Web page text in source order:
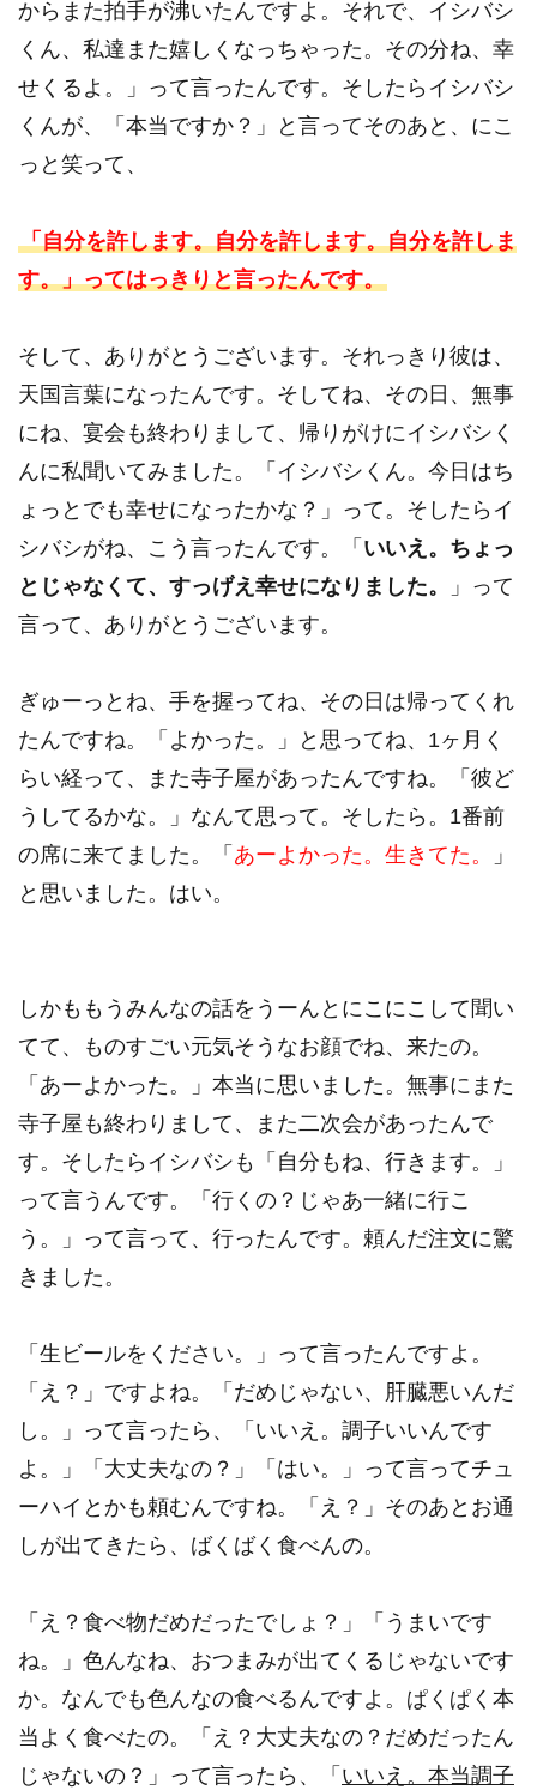
からまた拍手が沸いたんですよ。それで、イシバシ
くん、私達また嬉しくなっちゃった。その分ね、幸
せくるよ。」って言ったんです。そしたらイシバシ
くんが、「本当ですか？」と言ってそのあと、にこ
っと笑って、
「自分を許します。自分を許します。自分を許しま
す。」ってはっきりと言ったんです。
そして、ありがとうございます。それっきり彼は、
天国言葉になったんです。そしてね、その日、無事
にね、宴会も終わりまして、帰りがけにイシバシく
んに私聞いてみました。「イシバシくん。今日はち
ょっとでも幸せになったかな？」って。そしたらイ
シバシがね、こう言ったんです。「 いいえ。ちょっ
とじゃなくて、すっげえ幸せになりました。
」って
言って、ありがとうございます。
ぎゅーっとね、手を握ってね、その日は帰ってくれ
たんですね。「よかった。」と思ってね、1ヶ月く
らい経って、また寺子屋があったんですね。「彼ど
うしてるかな。」なんて思って。そしたら。1番前
の席に来てました。「 あーよかった。生きてた。
」
と思いました。はい。
しかももうみんなの話をうーんとにこにこして聞い
てて、ものすごい元気そうなお顔でね、来たの。
「あーよかった。」本当に思いました。無事にまた
寺子屋も終わりまして、また二次会があったんで
す。そしたらイシバシも「自分もね、行きます。」
って言うんです。「行くの？じゃあ一緒に行こ
う。」って言って、行ったんです。頼んだ注文に驚
きました。
「生ビールをください。」って言ったんですよ。
「え？」ですよね。「だめじゃない、肝臓悪いんだ
し。」って言ったら、「いいえ。調子いいんです
よ。」「大丈夫なの？」「はい。」って言ってチュ
ーハイとかも頼むんですね。「え？」そのあとお通
しが出てきたら、ばくばく食べんの。
「え？食べ物だめだったでしょ？」「うまいです
ね。」色んなね、おつまみが出てくるじゃないです
か。なんでも色んなの食べるんですよ。ぱくぱく本
当よく食べたの。「え？大丈夫なの？だめだったん
じゃないの？」って言ったら、「 いいえ。本当調子